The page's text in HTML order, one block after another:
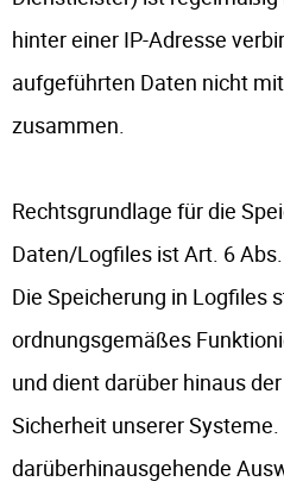
hinter einer IP-Adresse
aufgeführten Daten nicht
zusammen.
Rechtsgrundlage für die
Daten/Logfiles ist Art. 6 Abs.
Die Speicherung in Logfiles
ordnungsgemäßes
und dient darüber hinaus
Sicherheit unserer Systeme.
darüberhinausgehende